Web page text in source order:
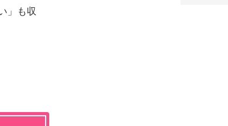
」も収